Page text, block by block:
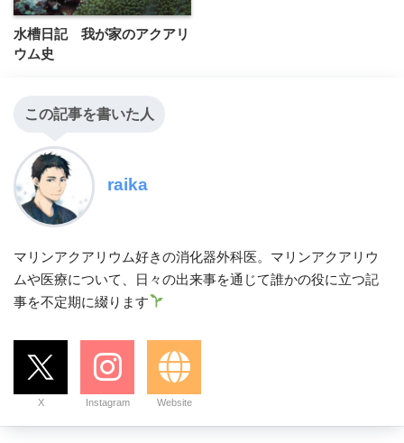
水槽日記 我が家のアクアリ
ウム史
この記事を書いた人
raika
マリンアクアリウム好きの消化器外科医。マリンアクアリウ
ムや医療について、日々の出来事を通じて誰かの役に立つ記
事を不定期に綴ります
X Instagram Website